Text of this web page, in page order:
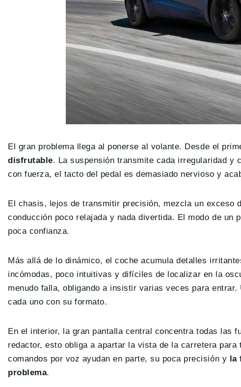
El gran problema llega al ponerse al volante. Desde el
disfrutable. La suspensión transmite cada irregularidad y
con fuerza, el tacto del pedal es demasiado nervioso y
El chasis, lejos de transmitir precisión, mezcla un exceso
conducción poco relajada y nada divertida. El modo de
poca confianza.
Más allá de lo dinámico, el coche acumula detalles
incómodas, poco intuitivas y difíciles de localizar en la
menudo falla, obligando a insistir varias veces para
cada uno con su formato.
En el interior, la gran pantalla central concentra todas las
redactor, esto obliga a apartar la vista de la carretera
comandos por voz ayudan en parte, su poca precisión y la
problema.